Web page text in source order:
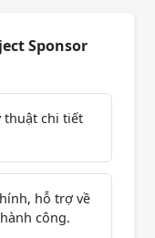
Sponsor
thuật chi tiết
hỗ trợ về
công.